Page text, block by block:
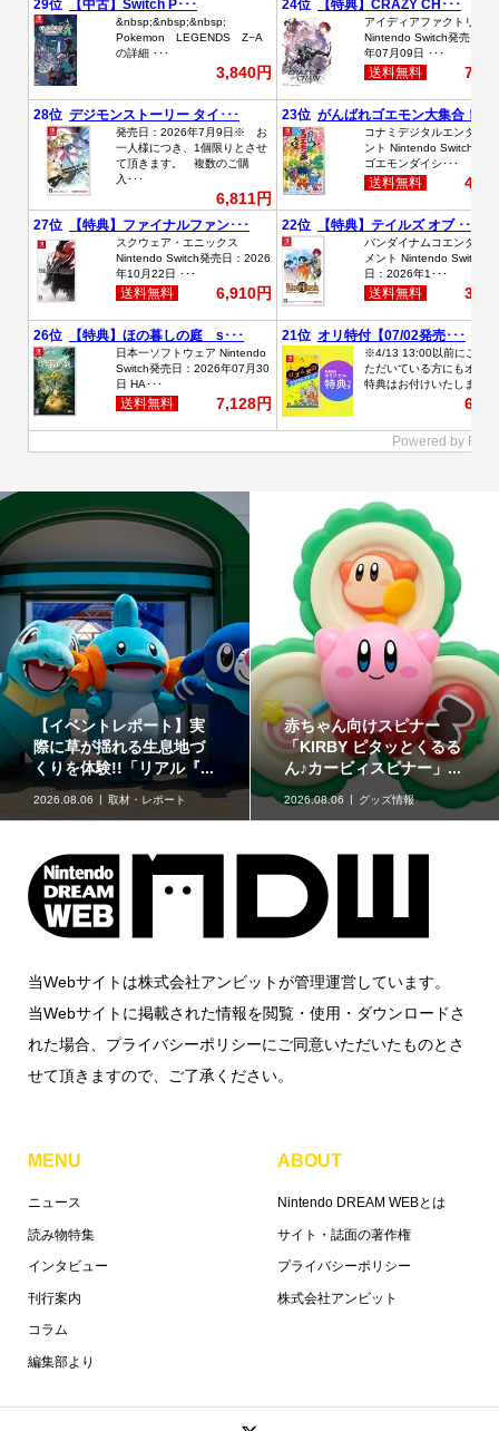
どうぶつたちと楽しむ12
色のコスメ「ポンデクル
ール どうぶつの森 マル...
2026.08.06 グッズ情報
「星たべよ」に「ポケモ
ン」のハロウィンデザイ
ンが登場！8月17日発売
2026.08.06 グッズ情報
当Webサイトは株式会社アンビットが管理運営しています。
当Webサイトに掲載された情報を閲覧・使用・ダウンロードさ
れた場合、プライバシーポリシーにご同意いただいたものとさ
せて頂きますので、ご了承ください。
MENU
ニュース
読み物特集
インタビュー
刊行案内
コラム
編集部より
ABOUT
Nintendo DREAM WEBとは
サイト・誌面の著作権
プライバシーポリシー
株式会社アンビット